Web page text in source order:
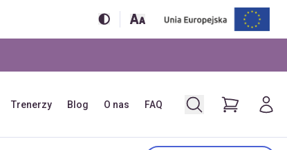
Trenerzy Blog O nas FAQ